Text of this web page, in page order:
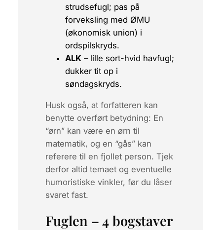
strudsefugl; pas på
forveksling med ØMU
(økonomisk union) i
ordspilskryds.
ALK– lille sort-hvid havfugl;
dukker tit op i
søndagskryds.
Husk også, at forfatteren kan
benytte overført betydning: En
“ørn”kan være en ørn til
matematik, og en “gås”kan
referere til en fjollet person. Tjek
derfor altid temaet og eventuelle
humoristiske vinkler, før du låser
svaret fast.
Fuglen – 4 bogstaver